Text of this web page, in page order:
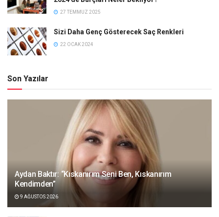
27 TEMMUZ 2025
Sizi Daha Genç Gösterecek Saç Renkleri
22 OCAK 2024
Son Yazılar
Aydan Baktır: “Kıskanırım Seni Ben, Kıskanırım
Kendimden”
9 AĞUSTOS 2026